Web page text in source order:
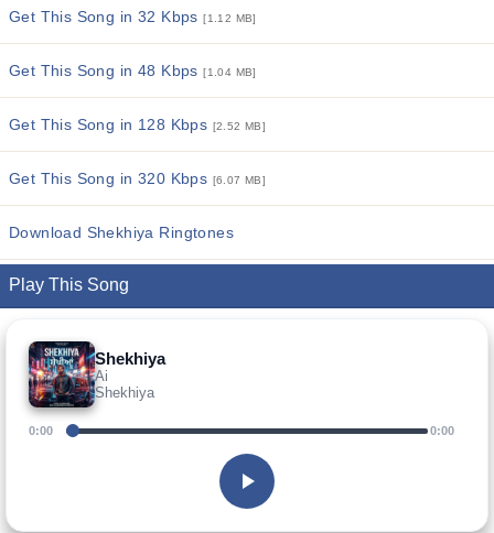
Get This Song in 32 Kbps[1.12 MB]
Get This Song in 48 Kbps[1.04 MB]
Get This Song in 128 Kbps [2.52 MB]
Get This Song in 320 Kbps [6.07 MB]
Download Shekhiya Ringtones
Play This Song
Shekhiya
Ai
Shekhiya
0:00 0:00